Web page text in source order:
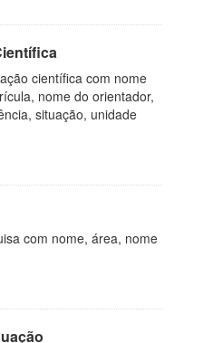
científica com nome
nome do orientador,
situação, unidade
com nome, área, nome